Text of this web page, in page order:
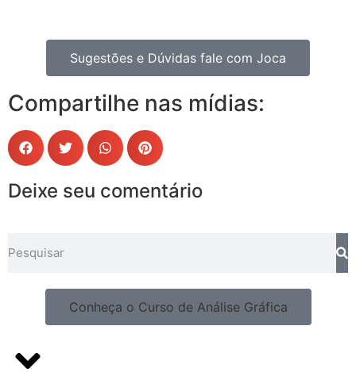
Sugestões e Dúvidas fale com Joca
Compartilhe nas mídias:
Deixe seu comentário
Conheça o Curso de Análise Gráfica